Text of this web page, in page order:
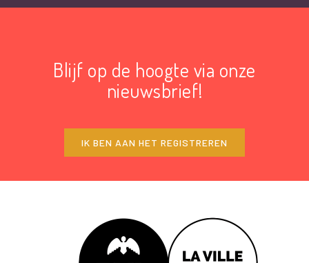
Blijf op de hoogte via onze
nieuwsbrief!
IK BEN AAN HET REGISTREREN